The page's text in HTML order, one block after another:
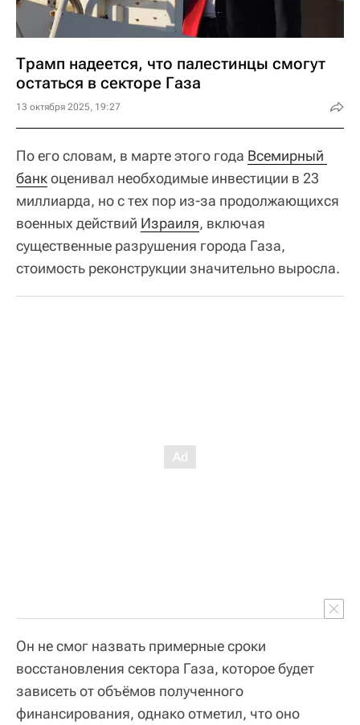
Трамп надеется, что палестинцы смогут
остаться в секторе Газа
13 октября 2025, 19:27
По его словам, в марте этого года Всемирный
банкоценивал необходимые инвестиции в 23
миллиарда, но с тех пор из-за продолжающихся
военных действий Израиля, включая
существенные разрушения города Газа,
стоимость реконструкции значительно выросла.
Он не смог назвать примерные сроки
восстановления сектора Газа, которое будет
зависеть от объёмов полученного
финансирования, однако отметил, что оно